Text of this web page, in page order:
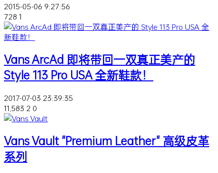
2015-05-06 9:27:56
728 1
Vans ArcAd 即将带回一双真正美产的
Style 113 Pro USA 全新鞋款！
2017-07-03 23:39:35
11,583 2 0
Vans Vault "Premium Leather" 高级皮革
系列